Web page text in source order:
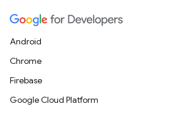
Android
Chrome
Firebase
Google Cloud Platform